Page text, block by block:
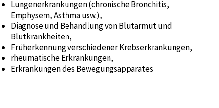
Lungenerkrankungen (chronische Bronchitis,
Emphysem, Asthma usw.),
Diagnose und Behandlung von Blutarmut und
Blutkrankheiten,
Früherkennung verschiedener Krebserkrankungen,
rheumatische Erkrankungen,
Erkrankungen des Bewegungsapparates